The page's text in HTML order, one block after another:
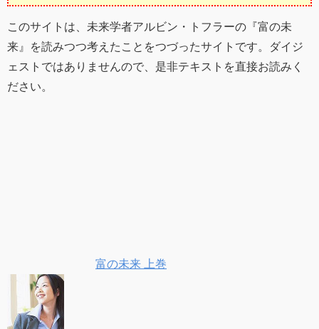
このサイトは、未来学者アルビン・トフラーの『富の未
来』を読みつつ考えたことをつづったサイトです。ダイジ
ェストではありませんので、是非テキストを直接お読みく
ださい。
富の未来 上巻